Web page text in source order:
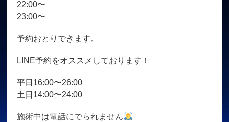
22:00〜
23:00〜
予約おとりできます。
LINE予約をオススメしております！
平日16:00〜26:00
土日14:00〜24:00
施術中は電話にでられません